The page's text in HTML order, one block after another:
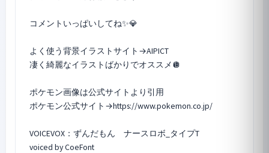
コメントいっぱいしてね✨️💎
よく使う背景イラストサイト→AIPICT
凄く綺麗なイラストばかりでオススメ🪩
ポケモン画像は公式サイトより引用
ポケモン公式サイト→https://www.pokemon.co.jp/
VOICEVOX：ずんだもん ナースロボ_タイプT
voiced by CoeFont